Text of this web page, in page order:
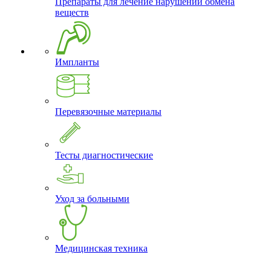
веществ
Импланты
Перевязочные материалы
Тесты диагностические
Уход за больными
Медицинская техника